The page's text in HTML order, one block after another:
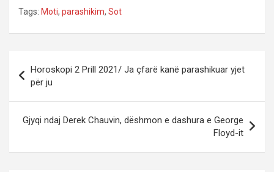
Tags: Moti, parashikim, Sot
s
a
Horoskopi 2 Prill 2021/ Ja çfarë kanë parashikuar yjet
për ju
Gjyqi ndaj Derek Chauvin, dëshmon e dashura e George
Floyd-it